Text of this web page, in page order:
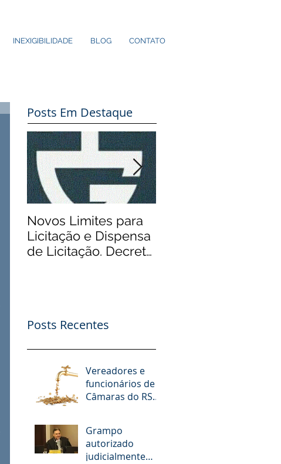
INEXIGIBILIDADE BLOG CONTATO
Posts Em Destaque
Novos Limites para
Licitação e Dispensa
de Licitação. Decreto
Posts Recentes
Vereadores e
funcionários de
Câmaras do RS
diárias; veja
situação de cada
Grampo
autorizado
judicialmente